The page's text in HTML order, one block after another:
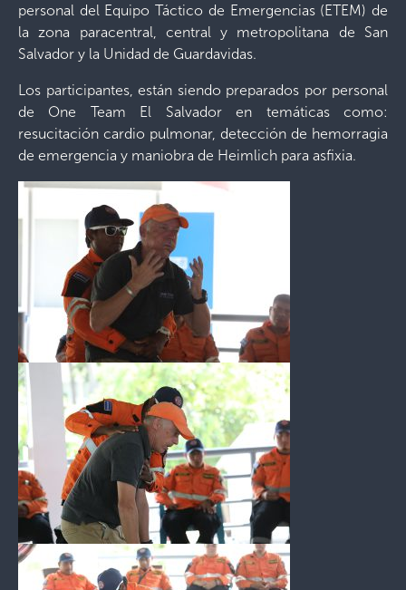
personal del Equipo Táctico de Emergencias (ETEM) de
la zona paracentral, central y metropolitana de San
Salvador y la Unidad de Guardavidas.
Los participantes, están siendo preparados por personal
de One Team El Salvador en temáticas como:
resucitación cardio pulmonar, detección de hemorragia
de emergencia y maniobra de Heimlich para asfixia.